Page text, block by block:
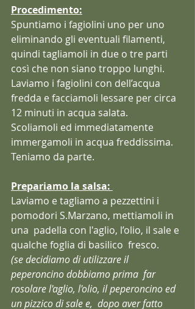
Procedimento:
Spuntiamo i fagiolini uno per uno
eliminando gli eventuali filamenti,
quindi tagliamoli in due o tre parti
così che non siano troppo lunghi.
Laviamo i fagiolini con dell’acqua
fredda e facciamoli lessare per circa
12 minuti in acqua salata.
Scoliamoli ed immediatamente
immergamoli in acqua freddissima.
Teniamo da parte.
Prepariamo la salsa:
Laviamo e tagliamo a pezzettini i
pomodori S.Marzano, mettiamoli in
una  padella con l'aglio, l’olio, il sale e
qualche foglia di basilico  fresco.
(se decidiamo di utilizzare il
peperoncino dobbiamo prima  far
rosolare l'aglio, l'olio, il peperoncino ed
un pizzico di sale e,  dopo aver fatto